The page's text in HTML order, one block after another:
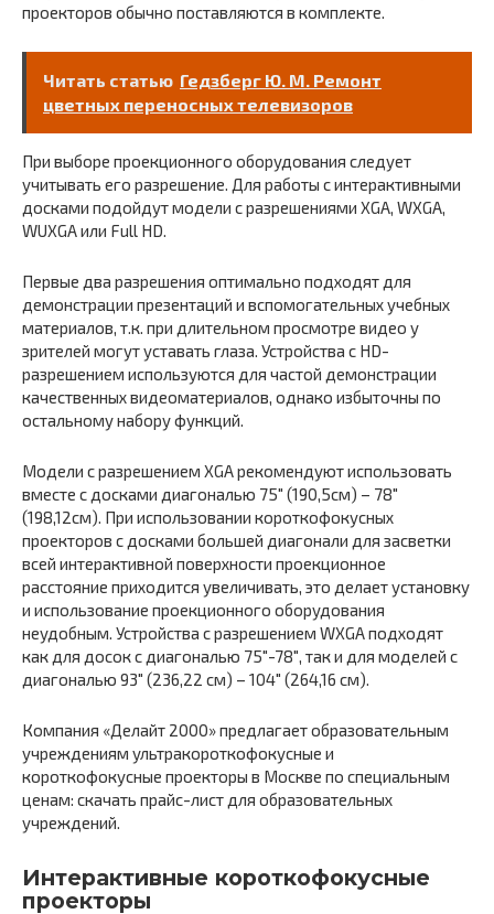
проекторов обычно поставляются в комплекте.
Читать статью Гедзберг Ю. М. Ремонт
цветных переносных телевизоров
При выборе проекционного оборудования следует
учитывать его разрешение. Для работы с интерактивными
досками подойдут модели с разрешениями XGA, WXGA,
WUXGA или Full HD.
Первые два разрешения оптимально подходят для
демонстрации презентаций и вспомогательных учебных
материалов, т.к. при длительном просмотре видео у
зрителей могут уставать глаза. Устройства с HD-
разрешением используются для частой демонстрации
качественных видеоматериалов, однако избыточны по
остальному набору функций.
Модели с разрешением XGA рекомендуют использовать
вместе с досками диагональю 75″ (190,5см) – 78″
(198,12см). При использовании короткофокусных
проекторов с досками большей диагонали для засветки
всей интерактивной поверхности проекционное
расстояние приходится увеличивать, это делает установку
и использование проекционного оборудования
неудобным. Устройства с разрешением WXGA подходят
как для досок с диагональю 75″-78″, так и для моделей с
диагональю 93″ (236,22 см) – 104″ (264,16 см).
Компания «Делайт 2000» предлагает образовательным
учреждениям ультракороткофокусные и
короткофокусные проекторы в Москве по специальным
ценам: скачать прайс-лист для образовательных
учреждений.
Интерактивные короткофокусные
проекторы